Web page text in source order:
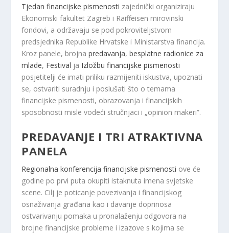
Tjedan financijske pismenosti zajednički organiziraju
Ekonomski fakultet Zagreb i Raiffeisen mirovinski
fondovi, a održavaju se pod pokroviteljstvom
predsjednika Republike Hrvatske i Ministarstva financija.
Kroz panele, brojnapredavanja,besplatne radionice za
mlade, Festival ja Izložbu financijske pismenosti
posjetitelji će imati priliku razmijeniti iskustva, upoznati
se, ostvariti suradnju i poslušati što o temama
financijske pismenosti, obrazovanja i financijskih
sposobnosti misle vodeći stručnjaci i „opinion makeri”.
PREDAVANJE I TRI ATRAKTIVNA
PANELA
Regionalna konferencija financijske pismenosti ove će
godine po prvi puta okupiti istaknuta imena svjetske
scene. Cilj je poticanje povezivanja i financijskog
osnaživanja građana kao i davanje doprinosa
ostvarivanju pomaka u pronalaženju odgovora na
brojne financijske probleme i izazove s kojima se